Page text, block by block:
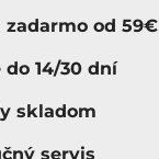
zadarmo od 59€
do 14/30 dní
skladom
servis